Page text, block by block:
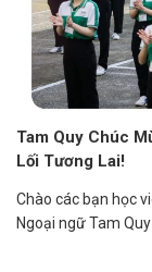
Tam Quy Chúc
Lối Tương Lai!
Chào các bạn học
Ngoại ngữ Tam